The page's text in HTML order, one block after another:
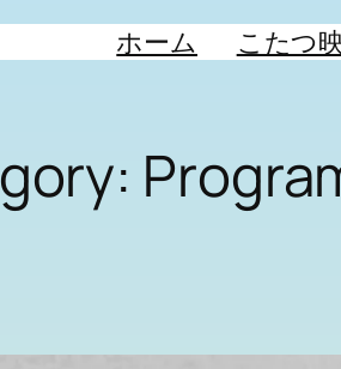
ホーム こたつ